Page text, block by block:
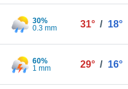
30%
0.3 mm
31° / 18°
60%
1 mm
29° / 16°